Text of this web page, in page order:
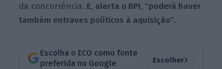
da concorrência. E, alerta o BPI, “poderá haver
também entraves políticos à aquisição”.
Escolha o ECO como fonte
preferida no Google
Escolher›